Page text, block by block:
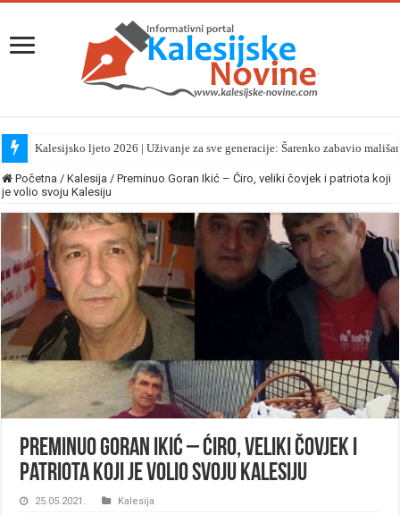
Kalesijsko ljeto 2026 | Uživanje za sve generacije: Šarenko zabavio
Početna / Kalesija / Preminuo Goran Ikić – Ćiro, veliki čovjek i patriota koji
je volio svoju Kalesiju
Preminuo Goran Ikić – Ćiro, veliki čovjek i
patriota koji je volio svoju Kalesiju
25.05.2021. Kalesija